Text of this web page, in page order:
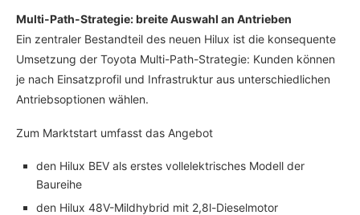
Multi-Path-Strategie: breite Auswahl an Antrieben
Ein zentraler Bestandteil des neuen Hilux ist die konsequente
Umsetzung der Toyota Multi-Path-Strategie: Kunden können
je nach Einsatzprofil und Infrastruktur aus unterschiedlichen
Antriebsoptionen wählen.
Zum Marktstart umfasst das Angebot
den Hilux BEV als erstes vollelektrisches Modell der
Baureihe
den Hilux 48V-Mildhybrid mit 2,8l-Dieselmotor